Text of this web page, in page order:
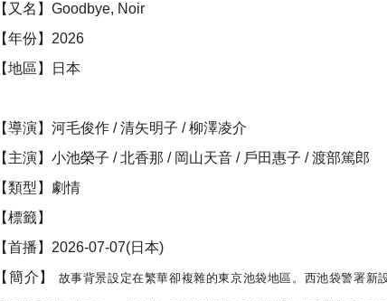
【又名】Goodbye, Noir
【年份】2026
【地區】日本
【導演】河毛俊作 / 清矢明子 / 柳澤凌介
【主演】小池榮子 / 北香那 / 岡山天音 / 戶田惠子 / 渡部篤郎
【類型】劇情
【標籤】
【首播】2026-07-07(日本)
【簡介】 故事背景設定在繁華卻複雜的東京池袋地區。西池袋警署新